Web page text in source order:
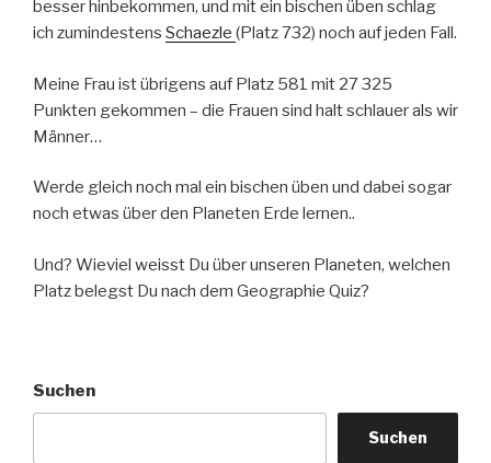
besser hinbekommen, und mit ein bischen üben schlag
ich zumindestens Schaezle (Platz 732) noch auf jeden Fall.
Meine Frau ist übrigens auf Platz 581 mit 27 325
Punkten gekommen – die Frauen sind halt schlauer als wir
Männer…
Werde gleich noch mal ein bischen üben und dabei sogar
noch etwas über den Planeten Erde lernen..
Und? Wieviel weisst Du über unseren Planeten, welchen
Platz belegst Du nach dem Geographie Quiz?
Suchen
Suchen